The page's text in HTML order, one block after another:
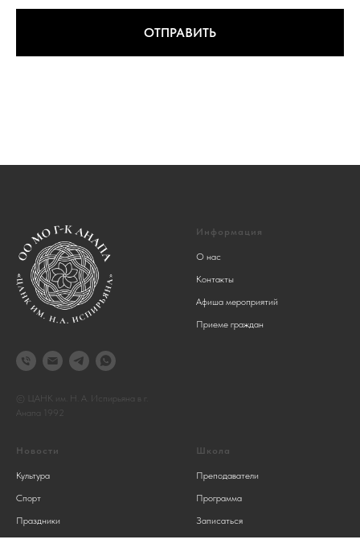
ОТПРАВИТЬ
© ЦАНК им. Н. А. Испирьяна в г.
Анапа 1992
Информация
О нас
Контакты
Афиша мероприятий
Приеме граждан
Новости
Культура
Спорт
Праздники
Школа
Преподаватели
Программа
Записаться